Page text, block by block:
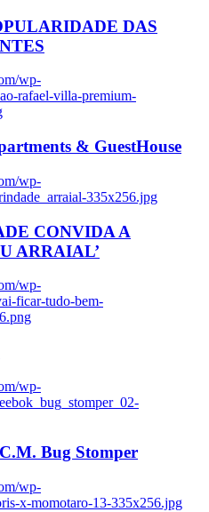
DAS
wp-
rafael-villa-premium-
& GuestHouse
wp-
335x256.jpg
CONVIDA A
ARRAIAL’
wp-
ficar-tudo-bem-
wp-
Bug Stomper
wp-
x-momotaro-13-335x256.jpg